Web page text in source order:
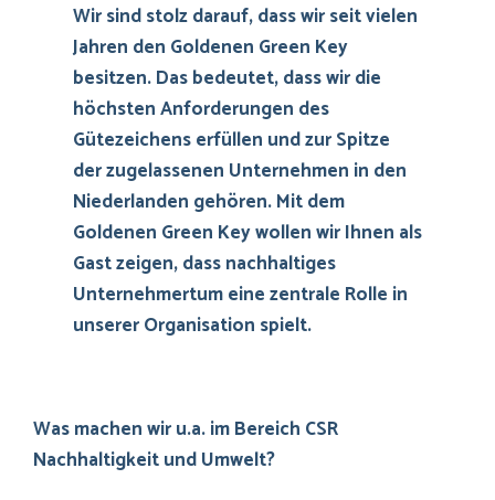
Wir sind stolz darauf, dass wir seit vielen
Jahren den Goldenen Green Key
besitzen. Das bedeutet, dass wir die
höchsten Anforderungen des
Gütezeichens erfüllen und zur Spitze
der zugelassenen Unternehmen in den
Niederlanden gehören. Mit dem
Goldenen Green Keywollen wir Ihnen als
Gast zeigen, dass nachhaltiges
Unternehmertum eine zentrale Rolle in
unserer Organisation spielt.
Was machen wir u.a. im Bereich CSR
Nachhaltigkeit und Umwelt?